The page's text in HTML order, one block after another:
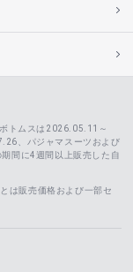
トムスは2026.05.11～
、
パジャマスーツおよび
間に4週間以上販売した自
は販売価格および一部セ